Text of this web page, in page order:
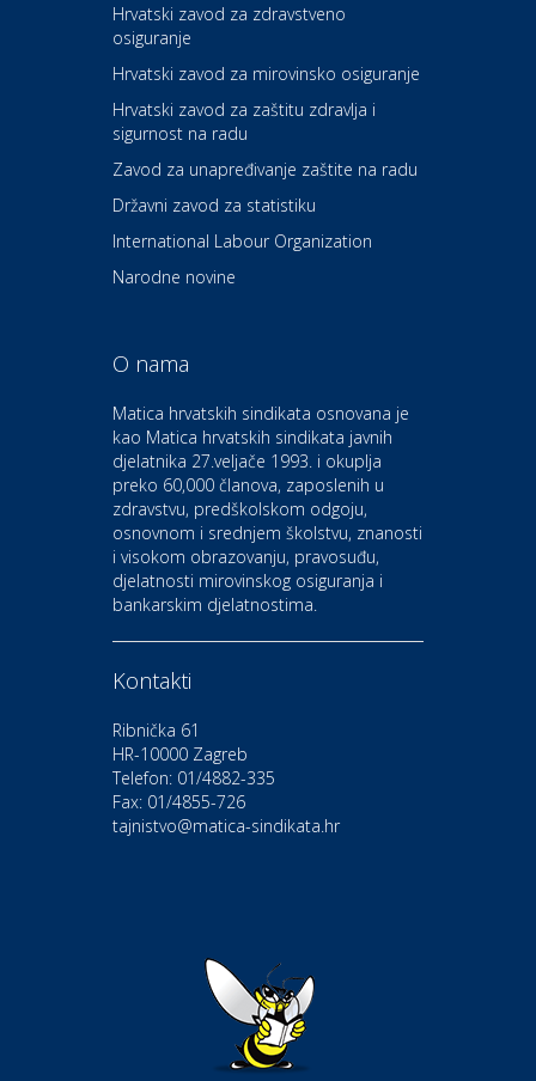
Zdravlje i osiguranje
Povoljnosti
Dental Sudar
Dom i dizajn
Euro-vrt – kosilice, motorne
Odmor
Bistrica
Auto-moto i tehnika
CIAK Auto d.o.o.
Kultura i edukacija
Kazalište Gavella
Moda i ljepota
Gastro
Hotel Bunčić Vrbovec
Izletište i vinotočje VINIA
Hrvatski zavod za zdravstveno
osiguranje
Hrvatski zavod za mirovinsko osiguranje
Hrvatski zavod za zaštitu zdravlja i
sigurnost na radu
Zavod za unapređivanje zaštite na radu
Državni zavod za statistiku
International Labour Organization
Narodne novine
O nama
Matica hrvatskih sindikata osnovana je
kao Matica hrvatskih sindikata javnih
djelatnika 27.veljače 1993. i okuplja
preko 60,000 članova, zaposlenih u
zdravstvu, predškolskom odgoju,
osnovnom i srednjem školstvu, znanosti
i visokom obrazovanju, pravosuđu,
djelatnosti mirovinskog osiguranja i
bankarskim djelatnostima.
Kontakti
Ribnička 61
HR-10000 Zagreb
Telefon: 01/4882-335
Fax: 01/4855-726
tajnistvo@matica-sindikata.hr